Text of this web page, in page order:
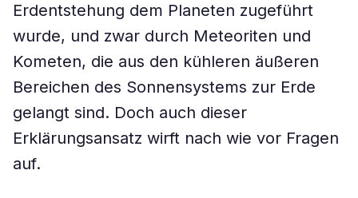
Erdentstehung dem Planeten zugeführt
wurde, und zwar durch Meteoriten und
Kometen, die aus den kühleren äußeren
Bereichen des Sonnensystems zur Erde
gelangt sind. Doch auch dieser
Erklärungsansatz wirft nach wie vor Fragen
auf.